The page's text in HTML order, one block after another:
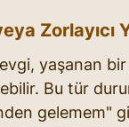
Zorlayıcı
yaşanan
Bu tür
gelemem"